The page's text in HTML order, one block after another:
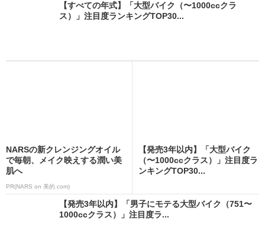
【すべての年式】「大型バイク（〜1000ccクラ
ス）」注目度ランキングTOP30...
NARSの新クレンジングオイル
で毎朝、メイク映えする潤い美
肌へ
PR(NARS on 美的.com)
【発売3年以内】「大型バイク
（〜1000ccクラス）」注目度ラ
ンキングTOP30...
【発売3年以内】「男子にモテる大型バイク（751〜
1000ccクラス）」注目度ラ...